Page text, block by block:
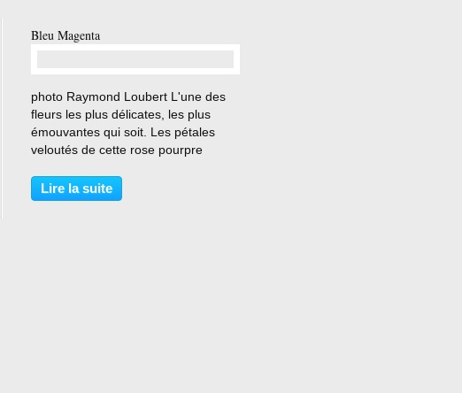
Bleu Magenta
photo Raymond Loubert L'une des
fleurs les plus délicates, les plus
émouvantes qui soit. Les pétales
veloutés de cette rose pourpre
soyeux au cœur duquel vient jaillir en
gerbe l'or de ses étamines légères.
Lire la suite